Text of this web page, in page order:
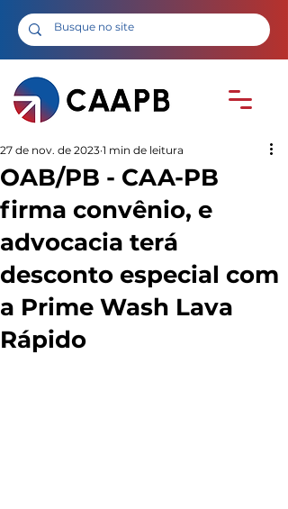
OAB/PB - CAA-PB
firma convênio, e
advocacia terá
desconto especial com
a Prime Wash Lava
Rápido
27 de nov. de 2023 1 min de leitura